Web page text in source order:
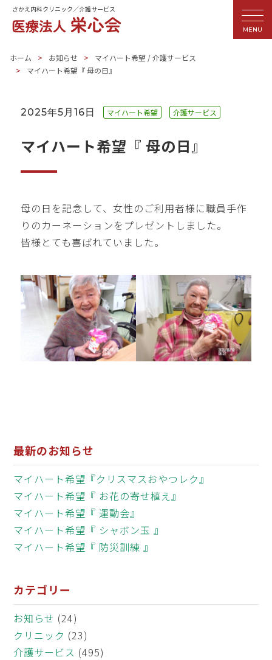
MENU
さかえ内科クリニック／介護サービス
ホーム お知らせ マイハート希望 /介護サービス
マイハート希望『 母の日』
2025年5月16日 マイハート希望 介護サービス
マイハート希望『 母の日』
母の日を記念して、女性のご利用者様に職員手作
りのカーネーションをプレゼントしました。
皆様とても喜ばれていました。
最新のお知らせ
マイハート希望『クリスマスおやつレク』
マイハート希望『 お花の寄せ植え』
マイハート希望『 運動会』
マイハート希望『 シャボン玉 』
マイハート希望『 防災訓練 』
カテゴリー
お知らせ (24)
クリニック (23)
介護サービス (495)